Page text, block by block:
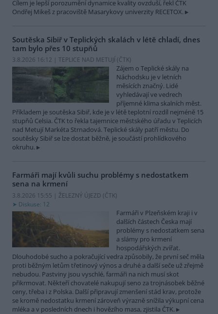
Cílem je lepší porozumění dynamice kvality ovzduší, řekl ČTK
Ondřej Mikeš z pracoviště Masarykovy univerzity RECETOX.
Soutěska Sibiř v Teplických skalách v létě chladí, dnes
tam bylo přes 10 stupňů
3.8.2026 16:12 | TEPLICE NAD METUJÍ (ČTK)
Zájem o Teplické skály na
Náchodsku je v letních
měsících značný. Lidé
vyhledávají ve vedrech
příjemné klima skalních měst.
Příkladem je soutěska Sibiř, kde je v létě teplotní rozdíl nejméně 15
stupňů Celsia. ČTK to řekla tajemnice městského úřadu v Teplicích
nad Metují Markéta Strnadová. Teplické skály patří městu. Do
soutěsky Sibiř se lze dostat běžně, je součástí prohlídkového
okruhu.
Farmáři mají kvůli suchu problémy s nedostatkem
sena na krmení
3.8.2026 15:55 | ŽELEZNÝ ÚJEZD (ČTK)
Diskuse: 12
Farmáři v Plzeňském kraji i v
dalších částech Česka mají
problémy s nedostatkem sena
a slámy pro krmení
hospodářských zvířat.
Dlouhodobé sucho a pokračující vedra způsobily, že první seč měla
proti běžným letům třetinový výnos a druhé a další seče už zřejmě
nebudou. Pastviny jsou vyschlé, farmáři na nich musí skot
přikrmovat. Někteří chovatelé nakupují seno za trojnásobek běžné
ceny, třeba i z Polska. Další připravují zmenšení stád krav, protože
se kromě nedostatku krmení zároveň výrazně snížila výkupní cena
mléka a v posledních dnech i hovězího masa, zjistila ČTK.